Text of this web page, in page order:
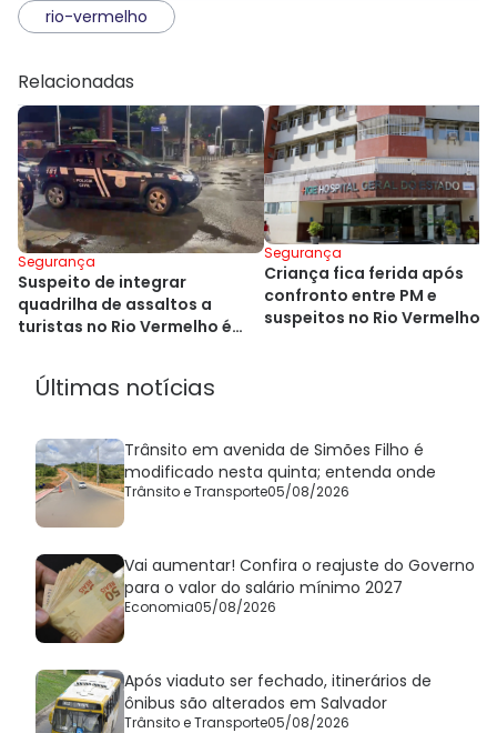
rio-vermelho
Relacionadas
Segurança
Suspeito de integrar
quadrilha de assaltos a
turistas no Rio Vermelho é
Segurança
Criança fica ferida após
confronto entre PM e
suspeitos no Rio Vermelho,
Últimas notícias
Trânsito em avenida de Simões Filho é
modificado nesta quinta; entenda onde
Trânsito e Transporte05/08/2026
Vai aumentar! Confira o reajuste do Governo
para o valor do salário mínimo 2027
Economia05/08/2026
Após viaduto ser fechado, itinerários de
ônibus são alterados em Salvador
Trânsito e Transporte05/08/2026